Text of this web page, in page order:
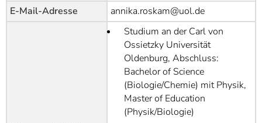
E-Mail-Adresse
annika.roskam@uol.de
Studium an der Carl von
Ossietzky Universität
Oldenburg, Abschluss:
Bachelor of Science
(Biologie/Chemie) mit Physik,
Master of Education
(Physik/Biologie)